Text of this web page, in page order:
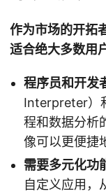
作为市场的开拓
适合绝大多数用
程序员和开发
Interpreter）
程和数据分析
像可以更便捷
需要多元化功
自定义应用，